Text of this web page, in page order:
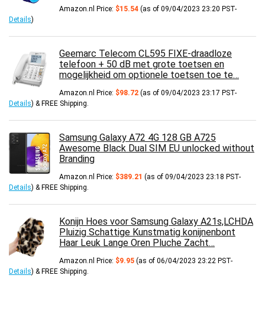
Amazon.nl Price: $15.54 (as of 09/04/2023 23:20 PST-
Details)
Geemarc Telecom CL595 FIXE-draadloze
telefoon + 50 dB met grote toetsen en
mogelijkheid om optionele toetsen toe te…
Amazon.nl Price: $98.72 (as of 09/04/2023 23:17 PST-
Details) & FREE Shipping
Samsung Galaxy A72 4G 128 GB A725
Awesome Black Dual SIM EU unlocked without
Branding
Amazon.nl Price: $389.21 (as of 09/04/2023 23:18 PST-
Details) & FREE Shipping
Konijn Hoes voor Samsung Galaxy A21s,LCHDA
Pluizig Schattige Kunstmatig konijnenbont
Haar Leuk Lange Oren Pluche Zacht…
Amazon.nl Price: $9.95 (as of 06/04/2023 23:22 PST-
Details) & FREE Shipping